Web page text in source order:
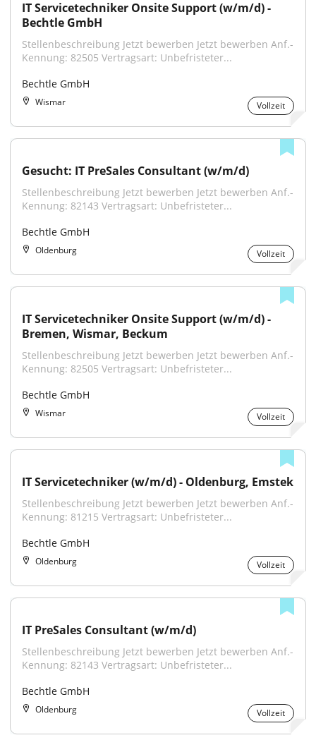
IT Servicetechniker Onsite Support (w/m/d) -
Bechtle GmbH
Stellenbeschreibung Jetzt bewerben Jetzt bewerben Anf.-
Kennung: 82505 Vertragsart: Unbefristeter...
Bechtle GmbH
Wismar Vollzeit
Gesucht: IT PreSales Consultant (w/m/d)
Stellenbeschreibung Jetzt bewerben Jetzt bewerben Anf.-
Kennung: 82143 Vertragsart: Unbefristeter...
Bechtle GmbH
Oldenburg Vollzeit
IT Servicetechniker Onsite Support (w/m/d) -
Bremen, Wismar, Beckum
Stellenbeschreibung Jetzt bewerben Jetzt bewerben Anf.-
Kennung: 82505 Vertragsart: Unbefristeter...
Bechtle GmbH
Wismar Vollzeit
IT Servicetechniker (w/m/d) - Oldenburg, Emstek
Stellenbeschreibung Jetzt bewerben Jetzt bewerben Anf.-
Kennung: 81215 Vertragsart: Unbefristeter...
Bechtle GmbH
Oldenburg Vollzeit
IT PreSales Consultant (w/m/d)
Stellenbeschreibung Jetzt bewerben Jetzt bewerben Anf.-
Kennung: 82143 Vertragsart: Unbefristeter...
Bechtle GmbH
Oldenburg Vollzeit